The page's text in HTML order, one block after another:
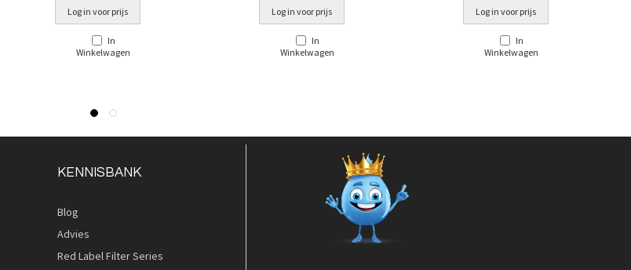
Log in voor prijs
In
Winkelwagen
Log in voor prijs
In
Winkelwagen
Log in voor prijs
In
Winkelwagen
KENNISBANK
Blog
Advies
Red Label Filter Series